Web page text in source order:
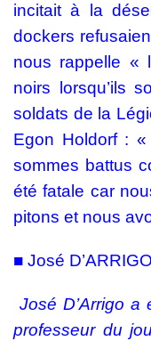
incitait à la
dockers
nous rappelle «
noirs lorsqu’ils
soldats de la
Egon Holdorf :
sommes battus
été fatale car
pitons et nous
■ José D’ARRIGO
José D’Arrigo a
professeur du